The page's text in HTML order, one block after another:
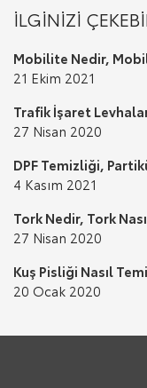
İLGİNİZİ
Mobilite Nedir,
21 Ekim 2021
Trafik İşaret
27 Nisan 2020
DPF Temizliği,
4 Kasım 2021
Tork Nedir, Tork
27 Nisan 2020
Kuş Pisliği Nasıl
20 Ocak 2020